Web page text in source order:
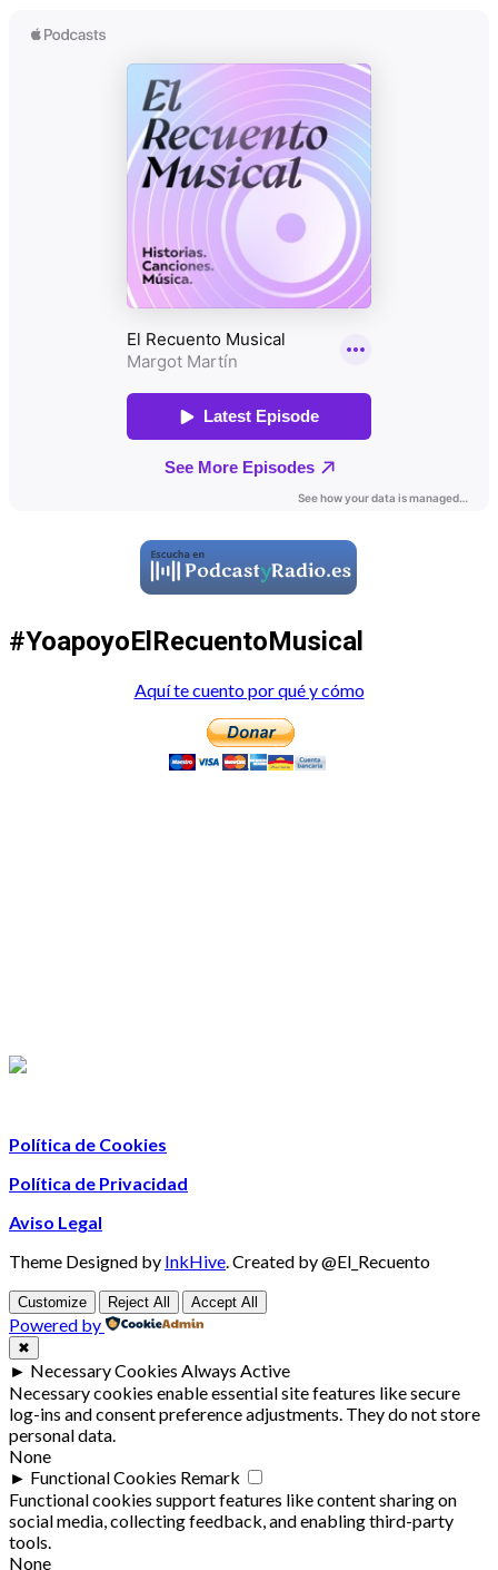
#YoapoyoElRecuentoMusical
Aquí te cuento por qué y cómo
Política de Cookies
Política de Privacidad
Aviso Legal
Theme Designed by InkHive Created by @El_Recuento
Customize Reject All Accept All
Powered by
✖
► Necessary Cookies Always Active
Necessary cookies enable essential site features like secure
log-ins and consent preference adjustments. They do not store
personal data.
None
► Functional Cookies Remark
Functional cookies support features like content sharing on
social media, collecting feedback, and enabling third-party
tools.
None